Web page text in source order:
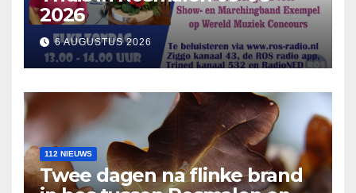
2026
6 AUGUSTUS 2026
112 NIEUWS
Twee dagen na flinke brand